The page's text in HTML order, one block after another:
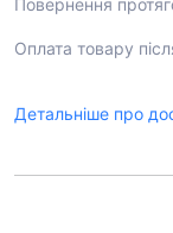
Повернення
Оплата товару
Детальніше про